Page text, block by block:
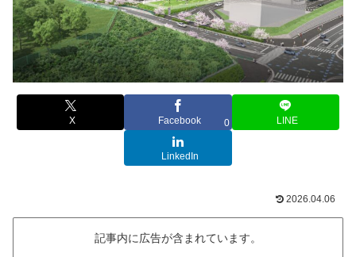
X Facebook 0 LINE
LinkedIn
2026.04.06
記事内に広告が含まれています。